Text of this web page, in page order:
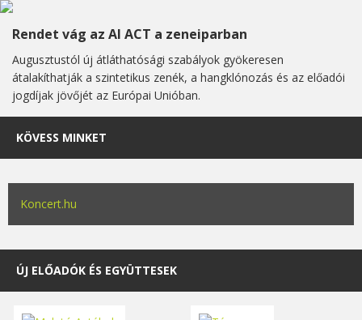
Rendet vág az AI ACT a zeneiparban
Augusztustól új átláthatósági szabályok gyökeresen
átalakíthatják a szintetikus zenék, a hangklónozás és az előadói
jogdíjak jövőjét az Európai Unióban.
KÖVESS MINKET
Koncert.hu
ÚJ ELŐADÓK ÉS EGYÜTTESEK